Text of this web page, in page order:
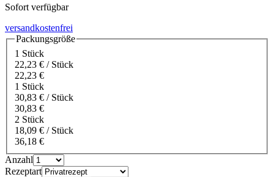
Sofort verfügbar
versandkostenfrei
Packungsgröße
1 Stück
22,23 € / Stück
22,23 €
1 Stück
30,83 € / Stück
30,83 €
2 Stück
18,09 € / Stück
36,18 €
Anzahl
Rezeptart